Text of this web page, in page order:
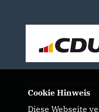
Landtag Brandenburg
Cookie Hinweis
Diese Webseite